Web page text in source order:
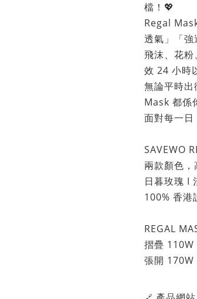
檔！💖
Regal
透氣」「
飛沫、花
效 24 小時
無論平時
Mask 都係
面對每一日
SAVEWO
兩款顏色
日暮玫瑰 I
100% 香
REGAL
摺疊
張開